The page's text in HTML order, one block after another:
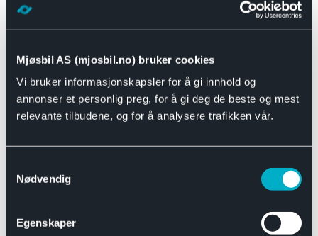
Mjøsbil AS (mjosbil.no) bruker cookies
Vi bruker informasjonskapsler for å gi innhold og
annonser et personlig preg, for å gi deg de beste og mest
relevante tilbudene, og for å analysere trafikken vår.
Nødvendig
Egenskaper
Motor og drivverk
Se alle Universal
Bremsedeler
Se alle Bremsedeler
Bremsenippler
Drivline og motor
Se alle Drivline og motor
Eksosanlegg